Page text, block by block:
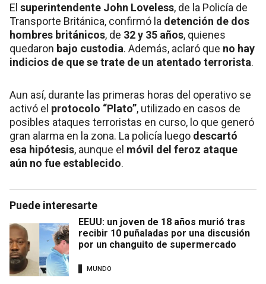
El superintendente John Loveless, de la Policía de
Transporte Británica, confirmó la detención de dos
hombres británicos, de 32 y 35 años, quienes
quedaron bajo custodia. Además, aclaró que no hay
indicios de que se trate de un atentado terrorista.
Aun así, durante las primeras horas del operativo se
activó el protocolo “Plato”, utilizado en casos de
posibles ataques terroristas en curso, lo que generó
gran alarma en la zona. La policía luego descartó
esa hipótesis, aunque el móvil del feroz ataque
aún no fue establecido.
Puede interesarte
EEUU: un joven de 18 años murió tras
recibir 10 puñaladas por una discusión
por un changuito de supermercado
MUNDO